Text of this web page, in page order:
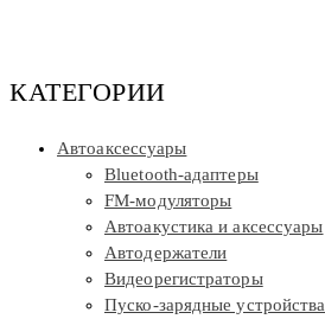
КАТЕГОРИИ
Автоаксессуары
Bluetooth-адаптеры
FM-модуляторы
Автоакустика и аксессуары
Автодержатели
Видеорегистраторы
Пуско-зарядные устройства